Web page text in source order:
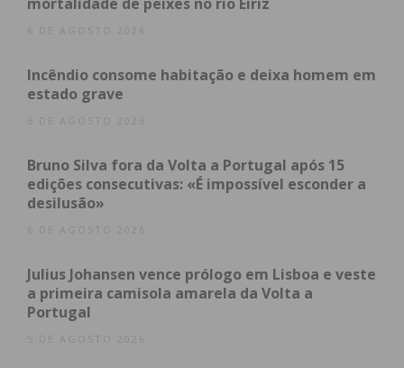
Relativamente aos comerciantes, estes receberão
desconto concedido ao cliente.
As inscrições para os comerciantes ainda se
“iniciativa um grande número de comerciantes”.
Assim, os comerciantes interessados em participar
neste concurso deverão preencher o formulário
Esta campanha de promoção do comércio local e
restauração decorrerá entre os dias 4 e 24 de
6 DE AGOSTO 2026
Incêndio consome habitação e deixa homem em
estado grave
6 DE AGOSTO 2026
Bruno Silva fora da Volta a Portugal após 15
edições consecutivas: «É impossível esconder a
desilusão»
6 DE AGOSTO 2026
Julius Johansen vence prólogo em Lisboa e veste
a primeira camisola amarela da Volta a
Portugal
5 DE AGOSTO 2026